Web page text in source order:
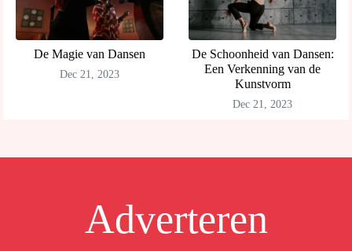
De Magie van Dansen
Dec 21, 2023
De Schoonheid van Dansen:
Een Verkenning van de
Kunstvorm
Dec 21, 2023
Adverteren